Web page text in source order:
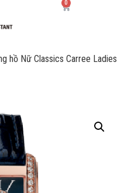
0
hồ Nữ Classics Carree Ladies